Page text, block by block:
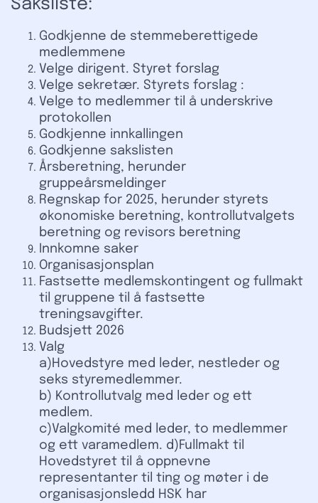
Saksliste:
Godkjenne de stemmeberettigede
medlemmene
Velge dirigent. Styret forslag
Velge sekretær. Styrets forslag :
Velge to medlemmer til å underskrive
protokollen
Godkjenne innkallingen
Godkjenne sakslisten
Årsberetning, herunder
gruppeårsmeldinger
Regnskap for 2025, herunder styrets
økonomiske beretning, kontrollutvalgets
beretning og revisors beretning
Innkomne saker
Organisasjonsplan
Fastsette medlemskontingent og fullmakt
til gruppene til å fastsette
treningsavgifter.
Budsjett 2026
Valg
a)Hovedstyre med leder, nestleder og
seks styremedlemmer.
b) Kontrollutvalg med leder og ett
medlem.
c)Valgkomité med leder, to medlemmer
og ett varamedlem. d)Fullmakt til
Hovedstyret til å oppnevne
representanter til ting og møter i de
organisasjonsledd HSK har